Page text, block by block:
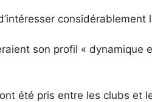
considérablement
son profil «
été pris entre les clubs et